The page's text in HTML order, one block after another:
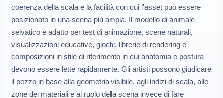
coerenza della scala e la facilità con cui l'asset può essere
posizionato in una scena più ampia. Il modello di animale
selvatico è adatto per test di animazione, scene naturali,
visualizzazioni educative, giochi, librerie di rendering e
composizioni in stile di riferimento in cui anatomia e postura
devono essere lette rapidamente. Gli artisti possono giudicare
il pezzo in base alla geometria visibile, agli indizi di scala, alle
zone dei materiali e al ruolo della scena invece di fare